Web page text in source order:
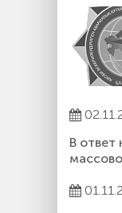
В ответ